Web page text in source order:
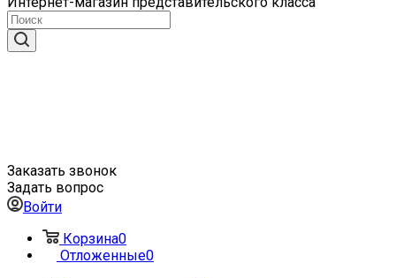
Заказать звонок
Задать вопрос
Войти
Корзина0
Отложенные0